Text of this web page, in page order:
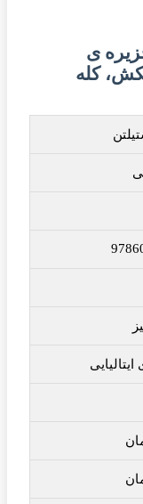
ی
رو بکش، کله